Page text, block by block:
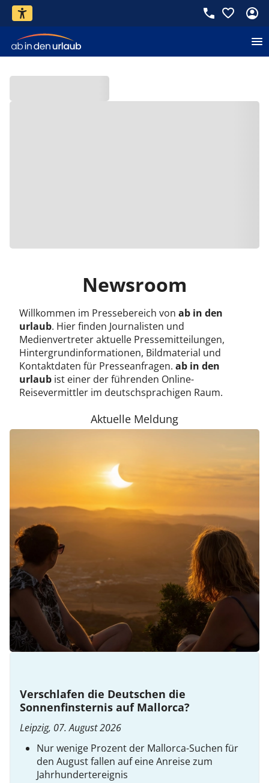
Newsroom
Willkommen im Pressebereich von ab in den
urlaub. Hier finden Journalisten und
Medienvertreter aktuelle Pressemitteilungen,
Hintergrundinformationen, Bildmaterial und
Kontaktdaten für Presseanfragen. ab in den
urlaub ist einer der führenden Online-
Reisevermittler im deutschsprachigen Raum.
Aktuelle Meldung
Verschlafen die Deutschen die
Sonnenfinsternis auf Mallorca?
Leipzig, 07. August 2026
Nur wenige Prozent der Mallorca-Suchen für
den August fallen auf eine Anreise zum
Jahrhundertereignis